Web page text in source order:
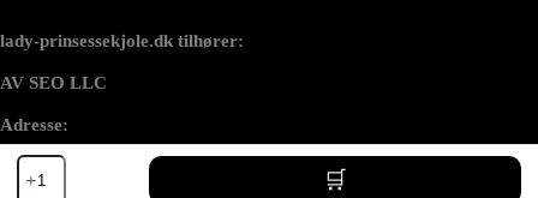
Make-
up-
lady-prinsessekjole.dk tilhører:
AV SEO LLC
Adresse:
1111B S Governors Ave STE 40127